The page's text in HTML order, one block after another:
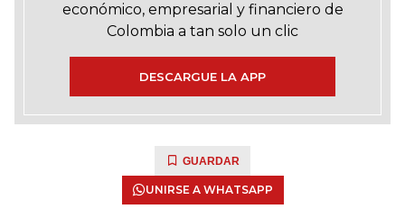
económico, empresarial y financiero de
Colombia a tan solo un clic
DESCARGUE LA APP
GUARDAR
UNIRSE A WHATSAPP